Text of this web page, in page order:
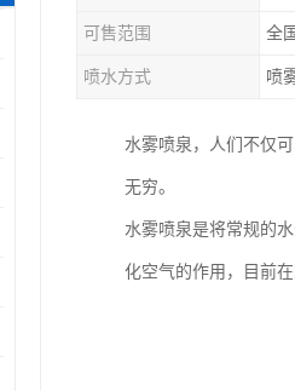
可售范围 全国
喷水方式 喷
水雾喷泉，人们不仅
无穷。
水雾喷泉是将常规的
化空气的作用，目前